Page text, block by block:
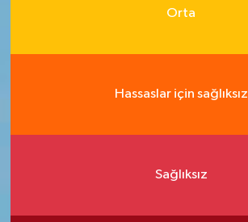
Orta
Hassaslar için sağlıksız
Sağlıksız